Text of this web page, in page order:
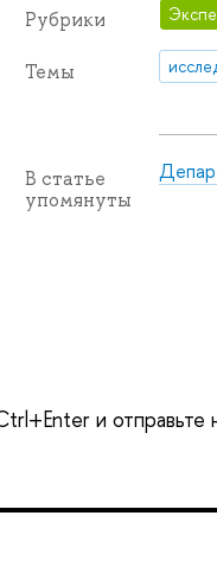
Рубрики
Темы
В статье
упомянуты
и отправьте